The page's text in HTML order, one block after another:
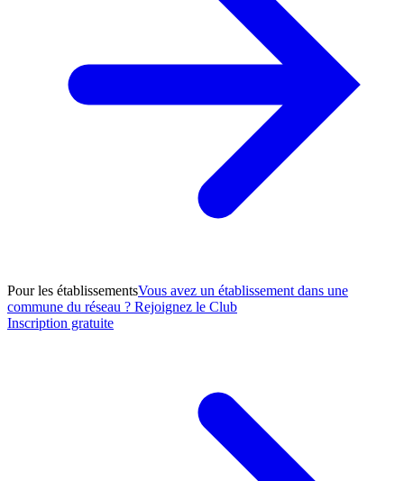
Pour les établissementsVous avez un établissement dans une
commune du réseau ? Rejoignez le Club
Inscription gratuite